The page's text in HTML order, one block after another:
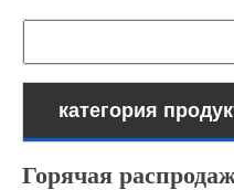
категория
Горячая